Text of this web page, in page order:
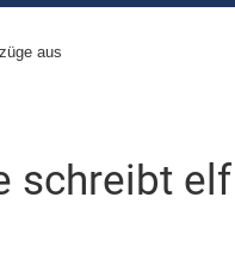
aus
schreibt elf